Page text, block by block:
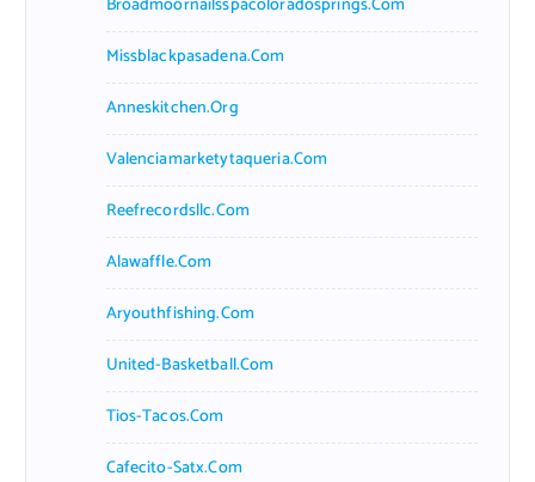
Missblackpasadena.com
Anneskitchen.org
Valenciamarketytaqueria.com
Reefrecordsllc.com
Alawaffle.com
Aryouthfishing.com
United-Basketball.com
Tios-Tacos.com
Cafecito-Satx.com